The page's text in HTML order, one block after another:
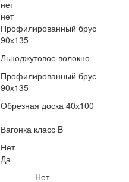
нет
нет
Профилированный брус
90х135
Льноджутовое волокно
Профилированный брус
90х135
Обрезная доска 40х100
Вагонка класс B
Нет
Да
Нет